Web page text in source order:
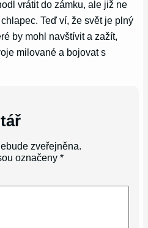
vrátit do zámku, ale již ne
Teď ví, že svět je plný
by mohl navštívit a zažít,
milované a bojovat s
zveřejněna.
označeny*